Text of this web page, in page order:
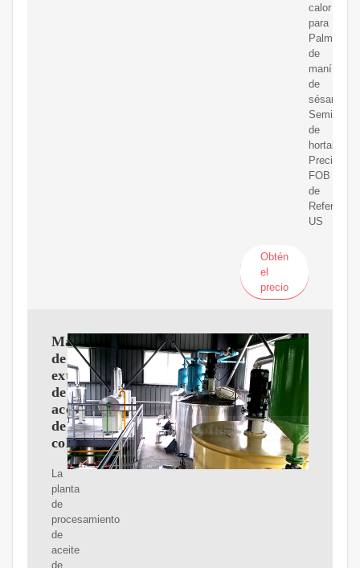
calor
para
Palm
de
maní
de
sésamo
Semillas
de
hortalizas
Precio
FOB
de
US
Obtén
el
precio
Máquina
de
extracción
de
aceite
de
colza/canola_Prensa
La
planta
de
procesamiento
de
aceite
de